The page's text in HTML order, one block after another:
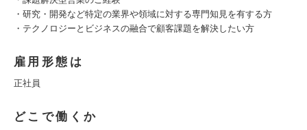
・研究・開発など特定の業界や領域に対する専門知見を有する方
・テクノロジーとビジネスの融合で顧客課題を解決したい方
雇用形態は
正社員
どこで働くか